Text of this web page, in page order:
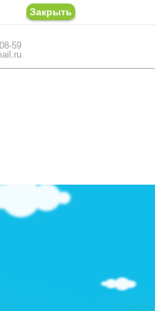
Закрыть
59